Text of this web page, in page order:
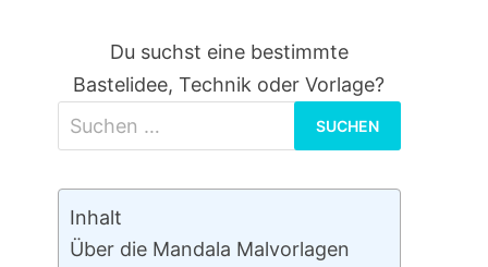
Du suchst eine bestimmte
Bastelidee, Technik oder Vorlage?
nach:
Inhalt
Über die Mandala Malvorlagen